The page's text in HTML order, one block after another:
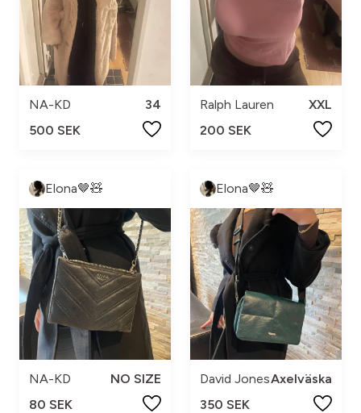
NA-KD
34
500 SEK
Ralph Lauren
XXL
200 SEK
Elona🤎🧸
NA-KD
NO SIZE
80 SEK
Elona🤎🧸
David JonesAxelväska
350 SEK